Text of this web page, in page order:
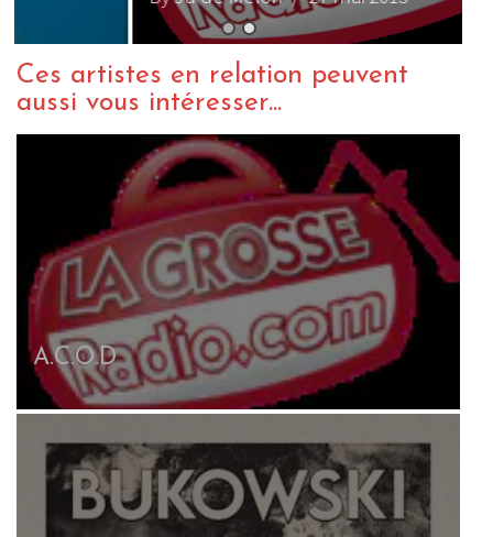
Ces artistes en relation peuvent
aussi vous intéresser...
A.C.O.D